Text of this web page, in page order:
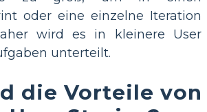
oder eine einzelne Iteration
wird es in kleinere User
unterteilt.
die Vorteile von